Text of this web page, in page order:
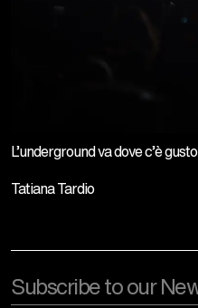
L’underground va dove c’è gusto
Tatiana Tardio
Email